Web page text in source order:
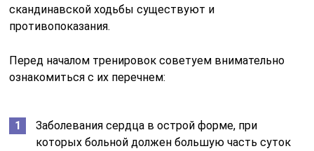
скандинавской ходьбы существуют и
противопоказания.
Перед началом тренировок советуем внимательно
ознакомиться с их перечнем:
Заболевания сердца в острой форме, при
которых больной должен большую часть суток